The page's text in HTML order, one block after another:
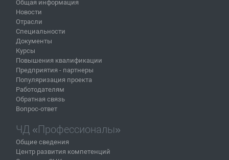
Общая информация
Новости
Отрасли
Специальности
Документы
Курсы
Повышения квалификации
Предприятия - партнеры
Популяризация проекта
Работодателям
Обратная связь
Вопрос-ответ
ЧД «Профессионалы»
Общие сведения
Центр развития компетенций